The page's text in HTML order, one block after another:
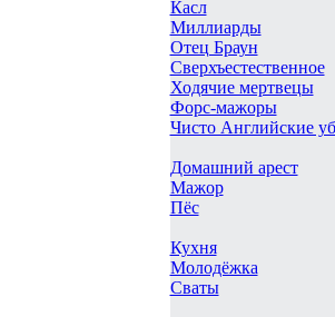
Касл
Миллиарды
Отец Браун
Сверхъестественное
Ходячие мертвецы
Форс-мажоры
Чисто Английские
Домашний арест
Мажор
Пёс
Кухня
Молодёжка
Сваты